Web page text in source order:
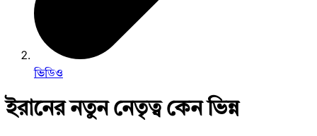
ভিডিও
ইরানের নতুন নেতৃত্ব কেন ভিন্ন